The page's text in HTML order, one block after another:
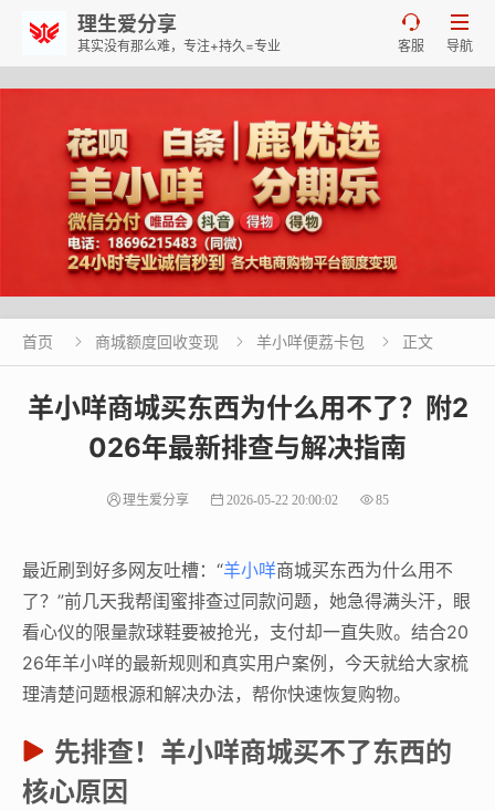
理生爱分享
其实没有那么难，专注+持久=专业

导航

客服
首页  商城额度回收变现  羊小咩便荔卡包  正文
羊小咩商城买东西为什么用不了？附2
026年最新排查与解决指南
理生爱分享 2026-05-22 20:00:02 85
最近刷到好多网友吐槽：“羊小咩商城买东西为什么用不
了？”前几天我帮闺蜜排查过同款问题，她急得满头汗，眼
看心仪的限量款球鞋要被抢光，支付却一直失败。结合20
26年羊小咩的最新规则和真实用户案例，今天就给大家梳
理清楚问题根源和解决办法，帮你快速恢复购物。
先排查！羊小咩商城买不了东西的
核心原因